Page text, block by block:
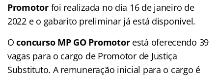
Promotorfoi realizada no dia 16 de janeiro de
2022 e o gabarito preliminar já está disponível.
Oconcurso MP GO Promotorestá oferecendo 39
vagas para o cargo de Promotor de Justiça
Substituto. A remuneração inicial para o cargo é